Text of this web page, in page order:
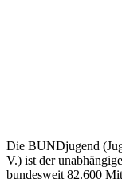
Die BUNDjugend
V.) ist der
bundesweit 82.600